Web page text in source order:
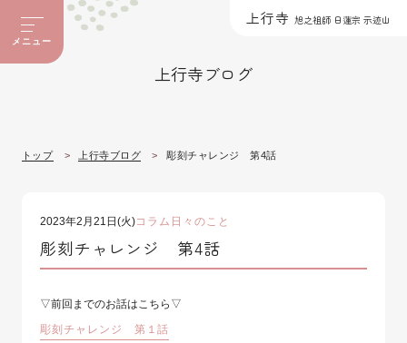
上行寺旭之祖師 日蓮宗 示迹山
メニュー
上行寺ブログ
トップ 上行寺ブログ 彫刻チャレンジ 第4話
2023年2月21日(火)コラム 日々のこと
彫刻チャレンジ 第4話
▽前回までのお話はこちら▽
彫刻チャレンジ 第１話